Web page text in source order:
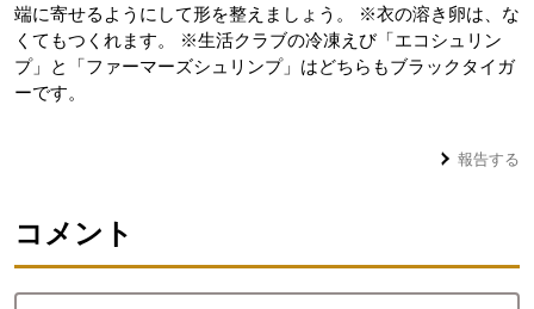
端に寄せるようにして形を整えましょう。 ※衣の溶き卵は、な
くてもつくれます。 ※生活クラブの冷凍えび「エコシュリン
プ」と「ファーマーズシュリンプ」はどちらもブラックタイガ
ーです。
報告する
コメント